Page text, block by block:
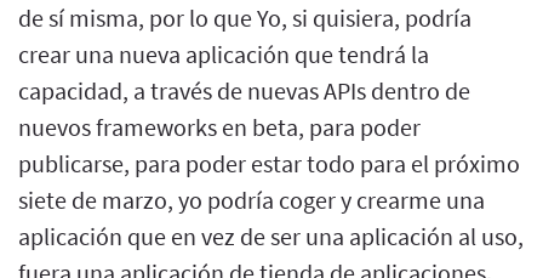
de sí misma, por lo que Yo, si quisiera, podría
crear una nueva aplicación que tendrá la
capacidad, a través de nuevas APIs dentro de
nuevos frameworks en beta, para poder
publicarse, para poder estar todo para el próximo
siete de marzo, yo podría coger y crearme una
aplicación que en vez de ser una aplicación al uso,